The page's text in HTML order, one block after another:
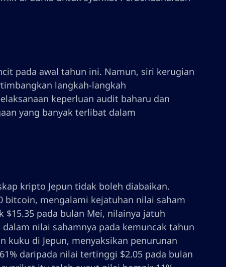
pada awal tahun ini. Namun, siri kerugian
langkah-langkah
keperluan audit baharu dan
yang banyak terlibat dalam
kripto Jepun tidak boleh diabaikan.
bitcoin, mengalami kejatuhan nilai saham
pada bulan Mei, nilainya jatuh
nilai sahamnya pada kemuncak tahun
kuku di Jepun, menyaksikan penurunan
daripada nilai tertinggi $2.05 pada bulan